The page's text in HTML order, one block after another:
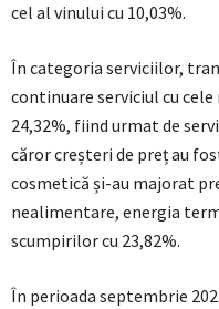
cel al vinului cu 10,03%.
În categoria serviciilor,
continuare serviciul cu
24,32%, fiind urmat de
căror creșteri de preț au
cosmetică și-au majorat
nealimentare, energia
scumpirilor cu 23,82%.
În perioada septembrie